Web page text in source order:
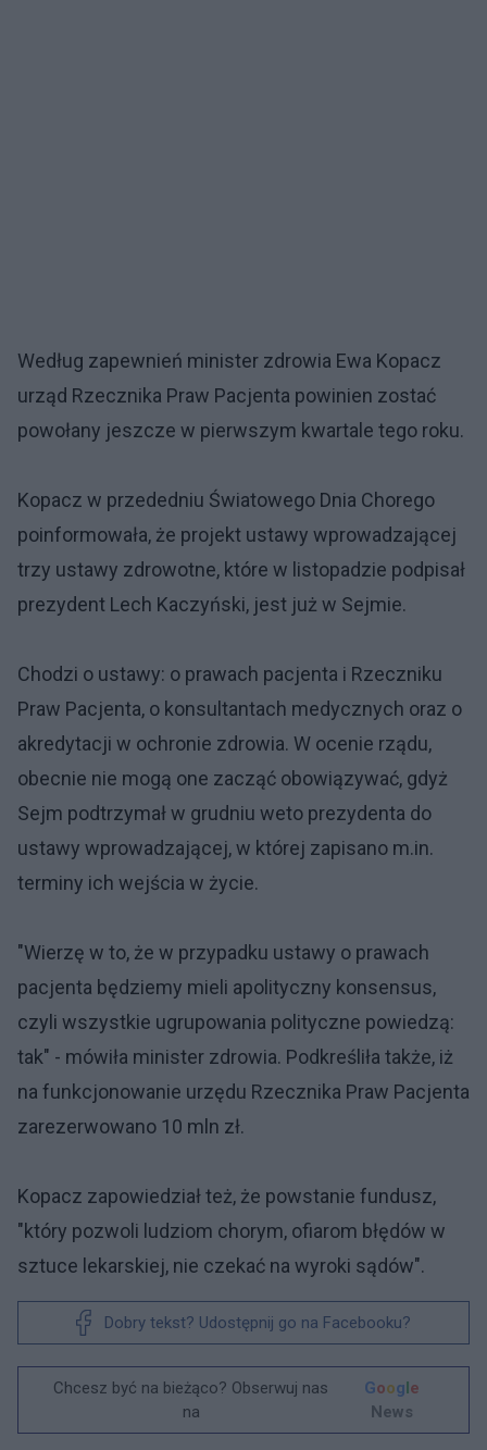
Według zapewnień minister zdrowia Ewa Kopacz
urząd Rzecznika Praw Pacjenta powinien zostać
powołany jeszcze w pierwszym kwartale tego roku.
Kopacz w przededniu Światowego Dnia Chorego
poinformowała, że projekt ustawy wprowadzającej
trzy ustawy zdrowotne, które w listopadzie podpisał
prezydent Lech Kaczyński, jest już w Sejmie.
Chodzi o ustawy: o prawach pacjenta i Rzeczniku
Praw Pacjenta, o konsultantach medycznych oraz o
akredytacji w ochronie zdrowia. W ocenie rządu,
obecnie nie mogą one zacząć obowiązywać, gdyż
Sejm podtrzymał w grudniu weto prezydenta do
ustawy wprowadzającej, w której zapisano m.in.
terminy ich wejścia w życie.
"Wierzę w to, że w przypadku ustawy o prawach
pacjenta będziemy mieli apolityczny konsensus,
czyli wszystkie ugrupowania polityczne powiedzą:
tak" - mówiła minister zdrowia. Podkreśliła także, iż
na funkcjonowanie urzędu Rzecznika Praw Pacjenta
zarezerwowano 10 mln zł.
Kopacz zapowiedział też, że powstanie fundusz,
"który pozwoli ludziom chorym, ofiarom błędów w
sztuce lekarskiej, nie czekać na wyroki sądów".
Dobry tekst? Udostępnij go na Facebooku?
Chcesz być na bieżąco? Obserwuj nas
na
Google
News